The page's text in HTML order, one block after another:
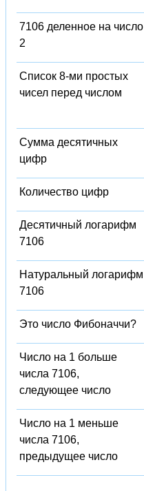
7106 деленное на число
2
Список 8-ми простых
чисел перед числом
Сумма десятичных
цифр
Количество цифр
Десятичный логарифм
7106
Натуральный логарифм
7106
Это число Фибоначчи?
Число на 1 больше
числа 7106,
следующее число
Число на 1 меньше
числа 7106,
предыдущее число